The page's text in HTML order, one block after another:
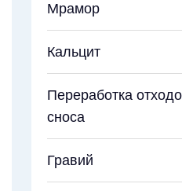
Мрамор
Кальцит
Переработка
сноса
Гравий